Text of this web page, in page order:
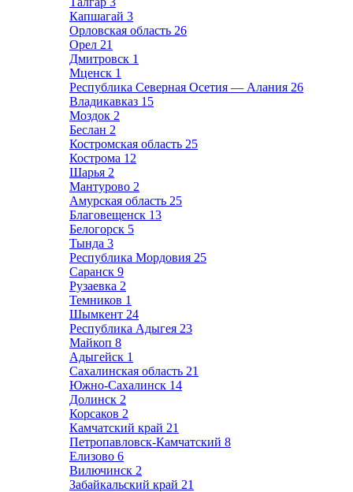
Капшагай 3
Орловская область 26
Орел 21
Дмитровск 1
Мценск 1
Республика Северная Осетия — Алания 26
Владикавказ 15
Моздок 2
Беслан 2
Костромская область 25
Кострома 12
Шарья 2
Мантурово 2
Амурская область 25
Благовещенск 13
Белогорск 5
Тында 3
Республика Мордовия 25
Саранск 9
Рузаевка 2
Темников 1
Шымкент 24
Республика Адыгея 23
Майкоп 8
Адыгейск 1
Сахалинская область 21
Южно-Сахалинск 14
Долинск 2
Корсаков 2
Камчатский край 21
Петропавловск-Камчатский 8
Елизово 6
Вилючинск 2
Забайкальский край 21